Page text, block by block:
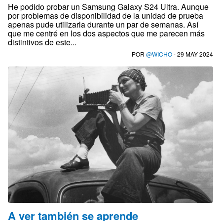
He podido probar un Samsung Galaxy S24 Ultra. Aunque
por problemas de disponibilidad de la unidad de prueba
apenas pude utilizarla durante un par de semanas. Así
que me centré en los dos aspectos que me parecen más
distintivos de este...
POR @WICHO- 29 MAY 2024
A ver también se aprende